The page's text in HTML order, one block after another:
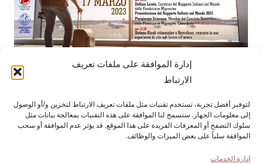
إدارة الموافقة على ملفات تعريف
الارتباط
لتوفير أفضل تجربة، نستخدم تقنيات مثل ملفات تعريف الارتباط لتخزين و/أو الوصول
إلى معلومات الجهاز. ستسمح لنا الموافقة على هذه التقنيات بمعالجة بيانات مثل
سلوك التصفح أو المعرفات الفريدة على هذا الموقع. قد يؤثر عدم الموافقة أو سحب
الموافقة سلباً على بعض الميزات والوظائف.
إدارة الخدمات
مؤسسة باولو كريشيلتاريخ الهجرة الإيطالية
كورتيلي كارارا، 1 - 55100 لوكا
هاتف رقم 0583 417483/4؛ فاكس 0583 417770/0583